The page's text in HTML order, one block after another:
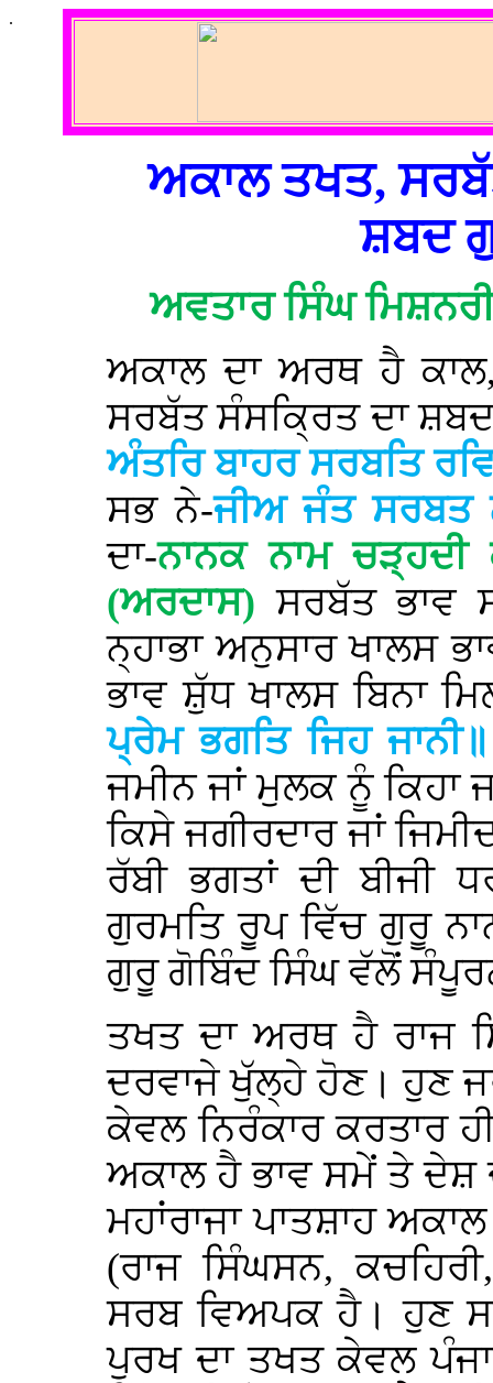
.
ਅਕਾਲ ਤਖਤ,
ਸ਼ਬਦ
ਅਵਤਾਰ ਸਿੰਘ
ਅਕਾਲ ਦਾ ਅਰਥ ਹੈ
ਸਰਬੱਤ ਸੰਸਕ੍ਰਿਤ ਦਾ
ਅੰਤਰਿ ਬਾਹਰ ਸਰਬਤਿ
ਸਭ ਨੇ-ਜੀਅ ਜੰਤ ਸਰਬਤ
ਦਾ-ਨਾਨਕ ਨਾਮ
(ਅਰਦਾਸ) ਸਰਬੱਤ ਭਾਵ
ਨ੍ਹਾਭਾ ਅਨੁਸਾਰ ਖਾਲਸ
ਭਾਵ ਸ਼ੁੱਧ ਖਾਲਸ ਬਿਨਾ
ਪ੍ਰੇਮ ਭਗਤਿ ਜਿਹ
ਜਮੀਨ ਜਾਂ ਮੁਲਕ ਨੂੰ ਕਿਹਾ
ਕਿਸੇ ਜਗੀਰਦਾਰ ਜਾਂ
ਰੱਬੀ ਭਗਤਾਂ ਦੀ
ਗੁਰਮਤਿ ਰੂਪ ਵਿੱਚ ਗੁਰੂ
ਗੁਰੂ ਗੋਬਿੰਦ ਸਿੰਘ ਵੱਲੋਂ
ਤਖਤ ਦਾ ਅਰਥ ਹੈ ਰਾਜ
ਦਰਵਾਜੇ ਖੁੱਲ੍ਹੇ ਹੋਣ। ਹੁਣ
ਕੇਵਲ ਨਿਰੰਕਾਰ ਕਰਤਾਰ
ਅਕਾਲ ਹੈ ਭਾਵ ਸਮੇਂ ਤੇ
ਮਹਾਂਰਾਜਾ ਪਾਤਸ਼ਾਹ
(ਰਾਜ ਸਿੰਘਸਨ,
ਸਰਬ ਵਿਅਪਕ ਹੈ। ਹੁਣ
ਪੁਰਖ ਦਾ ਤਖਤ ਕੇਵਲ